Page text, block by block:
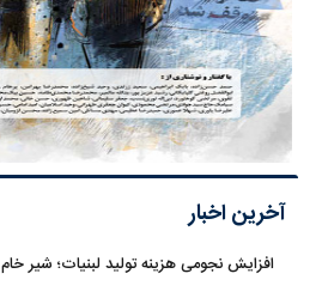
آخرین اخبار
افزایش نجومی هزینه تولید لبنیات؛ شیر خام ۱۶۲ درصد گران شد